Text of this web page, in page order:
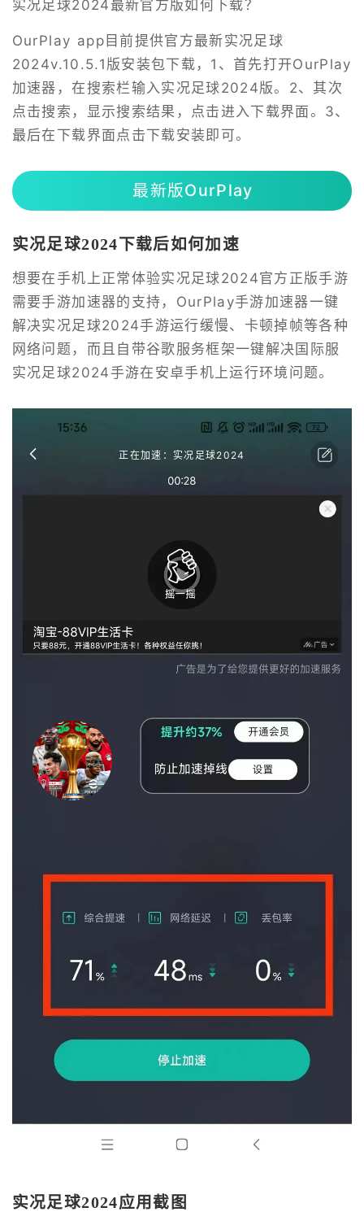
实况足球2024最新官方版如何下载？
OurPlay app目前提供官方最新实况足球
2024v.10.5.1版安装包下载，1、首先打开OurPlay
加速器，在搜索栏输入实况足球2024版。2、其次
点击搜索，显示搜索结果，点击进入下载界面。3、
最后在下载界面点击下载安装即可。
最新版OurPlay
实况足球2024下载后如何加速
想要在手机上正常体验实况足球2024官方正版手游
需要手游加速器的支持，OurPlay手游加速器一键
解决实况足球2024手游运行缓慢、卡顿掉帧等各种
网络问题，而且自带谷歌服务框架一键解决国际服
实况足球2024手游在安卓手机上运行环境问题。
正在加速：实况足球2024
实况足球2024应用截图